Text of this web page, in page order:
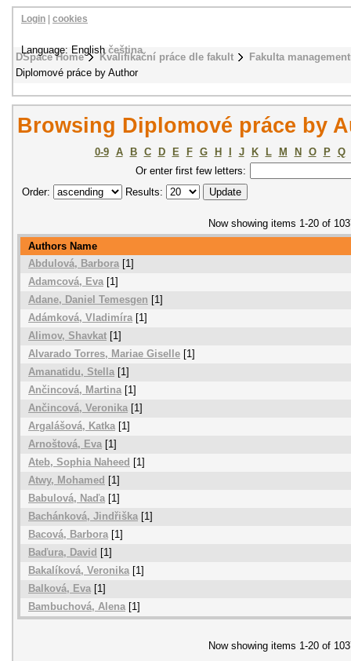
DSpace Home Kvalifikační práce dle fakult
Fakulta
Diplomové práce by Author
Login cookies
Language: Englishčeština
Browsing Diplomové práce by
0-9 A B C D E F G H J K L M N O P
Q
Or enter first few letters:
Order:
Results:
Now showing items 1-20 of
Authors Name
Abdulová, Barbora [1]
Adamcová, Eva[1]
Adane, Daniel Temesgen [1]
Adámková, Vladimíra[1]
Alimov, Shavkat [1]
Alvarado Torres, Mariae Giselle [1]
Amanatidu, Stella [1]
Ančincová, Martina[1]
Ančincová, Veronika [1]
Argalášová, Katka[1]
Arnoštová, Eva [1]
Ateb, Sophia Naheed [1]
Atwy, Mohamed [1]
Babulová, Naďa[1]
Bachánková, Jindřiška [1]
Bacová, Barbora[1]
Baďura, David [1]
Bakalíková, Veronika[1]
Balková, Eva [1]
Bambuchová, Alena[1]
Now showing items 1-20 of